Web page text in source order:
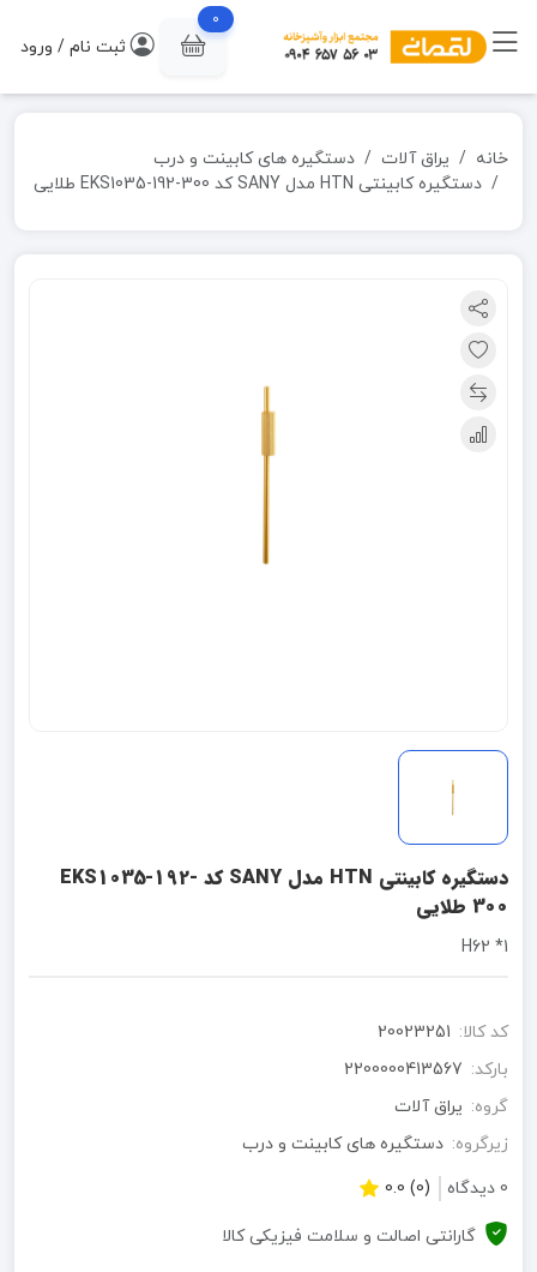
0
ثبت نام / ورود
خانه یراق آلات
دستگیره های کابینت و درب
دستگیره کابینتی HTN مدل SANY کد EKS1035-192-300 طلایی
دستگیره کابینتی HTN مدل SANY کد EKS1035-192-
300 طلایی
1* H62
کد کالا: 20023251
بارکد: 2200000413567
گروه: یراق آلات
زیرگروه: دستگیره های کابینت و درب
0 دیدگاه
(0) 0.0
گارانتی اصالت و سلامت فیزیکی کالا